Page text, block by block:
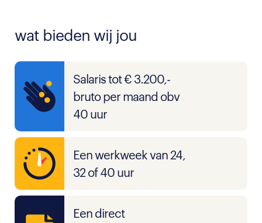
wat bieden wij jou
Salaris tot € 3.200,-
bruto per maand obv
40 uur
Een werkweek van 24,
32 of 40 uur
Een direct